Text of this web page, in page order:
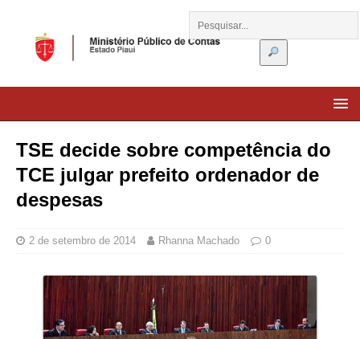
TSE decide sobre competência do
TCE julgar prefeito ordenador de
despesas
2 de setembro de 2014 Rhanna Machado 0